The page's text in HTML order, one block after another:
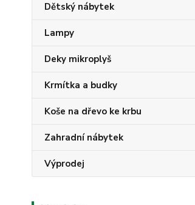
Dětský nábytek
Lampy
Deky mikroplyš
Krmítka a budky
Koše na dřevo ke krbu
Zahradní nábytek
Výprodej